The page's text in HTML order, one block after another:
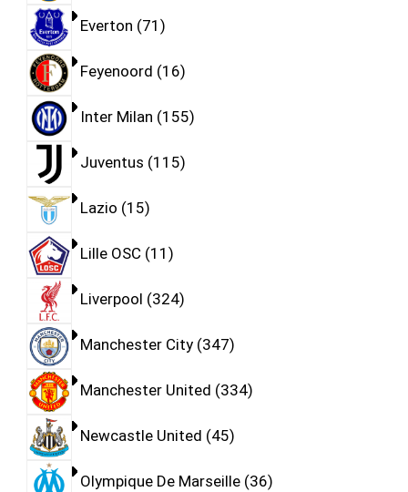
Everton 71
Feyenoord 16
Inter Milan 155
Juventus 115
Lazio 15
Lille OSC 11
Liverpool 324
Manchester City 347
Manchester United 334
Newcastle United 45
Olympique De Marseille 36